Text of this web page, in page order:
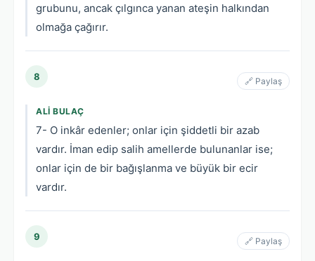
grubunu, ancak çılgınca yanan ateşin halkından
olmağa çağırır.
8 🔗 Paylaş
ALI BULAÇ
7- O inkâr edenler; onlar için şiddetli bir azab
vardır. İman edip salih amellerde bulunanlar ise;
onlar için de bir bağışlanma ve büyük bir ecir
vardır.
9 🔗 Paylaş